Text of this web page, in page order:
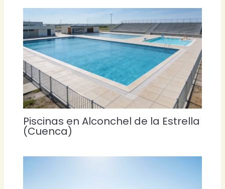
Piscinas en Alconchel de la Estrella
(Cuenca)